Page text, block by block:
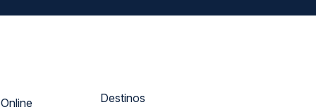
Atendimento Online
Destinos